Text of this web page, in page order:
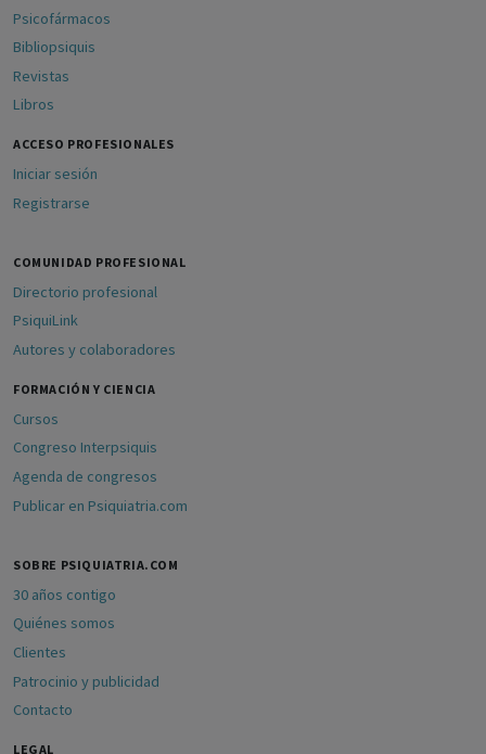
Psicofármacos
Bibliopsiquis
Revistas
Libros
ACCESO PROFESIONALES
Iniciar sesión
Registrarse
COMUNIDAD PROFESIONAL
Directorio profesional
PsiquiLink
Autores y colaboradores
FORMACIÓN Y CIENCIA
Cursos
Congreso Interpsiquis
Agenda de congresos
Publicar en Psiquiatria.com
SOBRE PSIQUIATRIA.COM
30 años contigo
Quiénes somos
Clientes
Patrocinio y publicidad
Contacto
LEGAL